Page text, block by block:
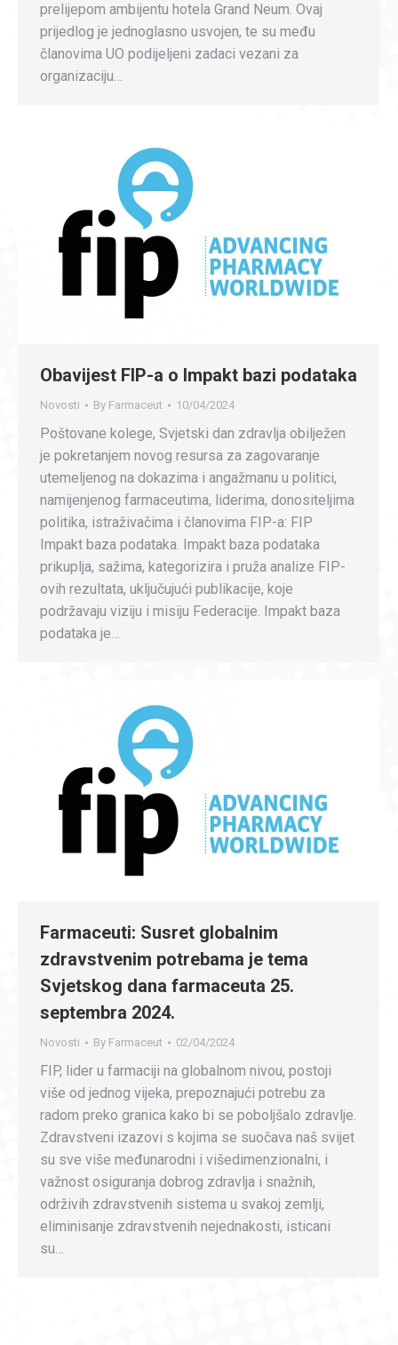
prelijepom ambijentu hotela Grand Neum. Ovaj
prijedlog je jednoglasno usvojen, te su među
članovima UO podijeljeni zadaci vezani za
organizaciju…
Obavijest FIP-a o Impakt bazi podataka
Novosti By Farmaceut 10/04/2024
Poštovane kolege, Svjetski dan zdravlja obilježen
je pokretanjem novog resursa za zagovaranje
utemeljenog na dokazima i angažmanu u politici,
namijenjenog farmaceutima, liderima, donositeljima
politika, istraživačima i članovima FIP-a: FIP
Impakt baza podataka. Impakt baza podataka
prikuplja, sažima, kategorizira i pruža analize FIP-
ovih rezultata, uključujući publikacije, koje
podržavaju viziju i misiju Federacije. Impakt baza
podataka je…
Farmaceuti: Susret globalnim
zdravstvenim potrebama je tema
Svjetskog dana farmaceuta 25.
septembra 2024.
Novosti By Farmaceut 02/04/2024
FIP, lider u farmaciji na globalnom nivou, postoji
više od jednog vijeka, prepoznajući potrebu za
radom preko granica kako bi se poboljšalo zdravlje.
Zdravstveni izazovi s kojima se suočava naš svijet
su sve više međunarodni i višedimenzionalni, i
važnost osiguranja dobrog zdravlja i snažnih,
održivih zdravstvenih sistema u svakoj zemlji,
eliminisanje zdravstvenih nejednakosti, isticani
su…